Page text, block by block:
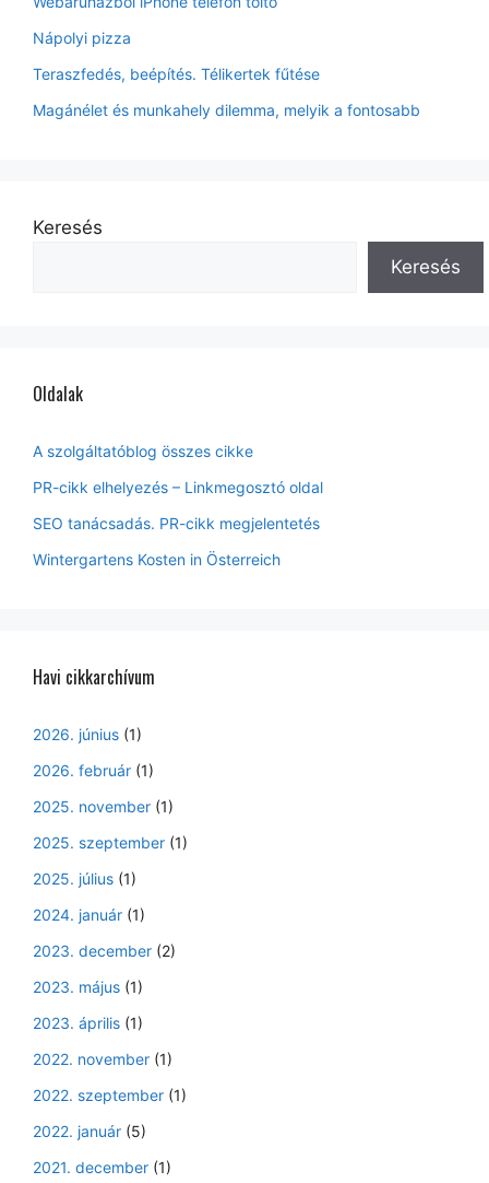
Nápolyi pizza
Teraszfedés, beépítés. Télikertek fűtése
Magánélet és munkahely dilemma, melyik a fontosabb
Keresés
Keresés
Oldalak
A szolgáltatóblog összes cikke
PR-cikk elhelyezés – Linkmegosztó oldal
SEO tanácsadás. PR-cikk megjelentetés
Wintergartens Kosten in Österreich
Havi cikkarchívum
2026. június (1)
2026. február (1)
2025. november (1)
2025. szeptember (1)
2025. július (1)
2024. január (1)
2023. december (2)
2023. május (1)
2023. április (1)
2022. november (1)
2022. szeptember (1)
2022. január (5)
2021. december (1)